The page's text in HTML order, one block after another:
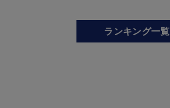
ランキング一覧